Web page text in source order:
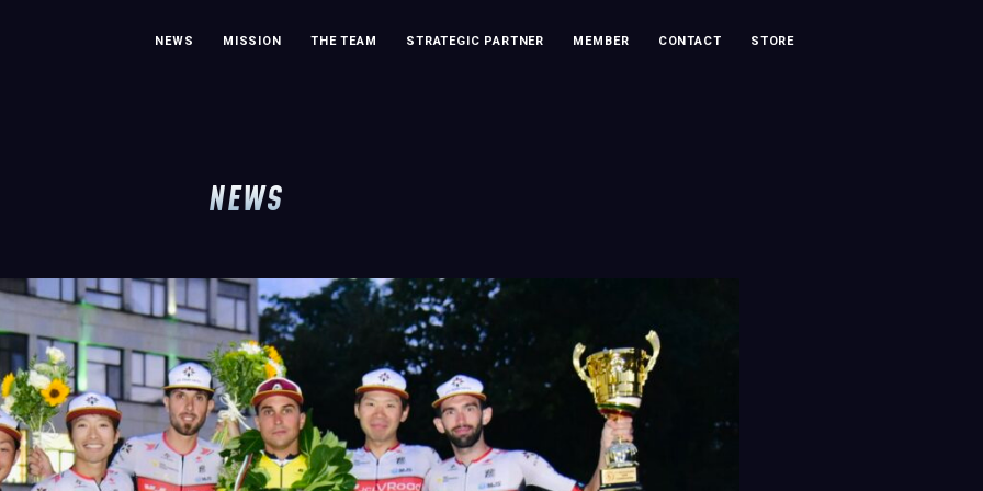
NEWS MISSION THE TEAM STRATEGIC PARTNER MEMBER CONTACT STORE
NEWS